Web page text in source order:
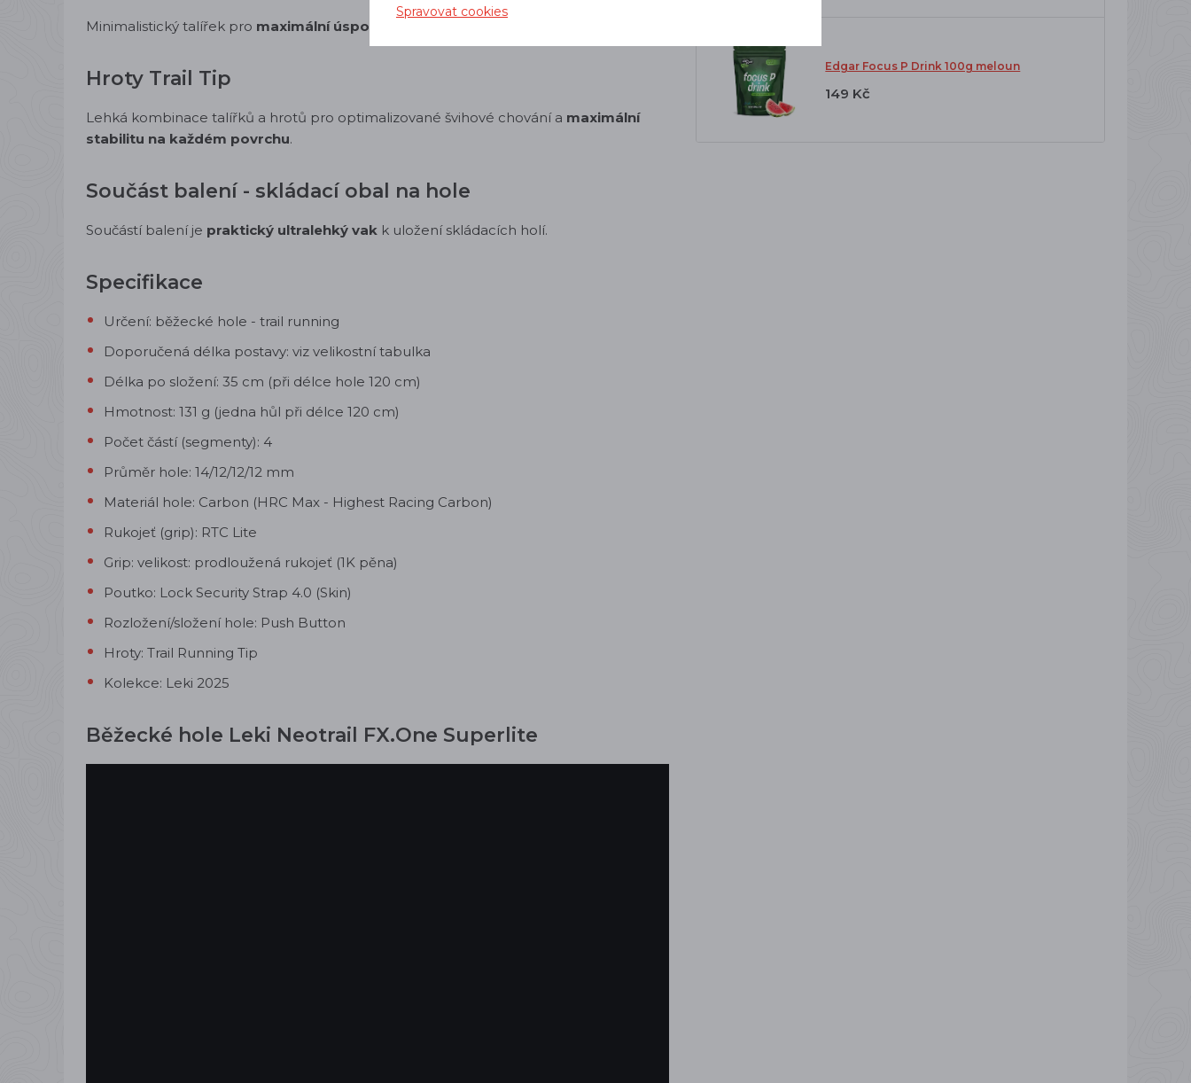
Minimalistický talířek pro maximální úsporu hmotnosti a optimální švihové chování.
Hroty Trail Tip
Lehká kombinace talířků a hrotů pro optimalizované švihové chování a maximální
stabilitu na každém povrchu.
Součást balení - skládací obal na hole
Součástí balení je praktický ultralehký vak k uložení skládacích holí.
Specifikace
Určení: běžecké hole - trail running
Doporučená délka postavy: viz velikostní tabulka
Délka po složení: 35 cm (při délce hole 120 cm)
Hmotnost: 131 g (jedna hůl při délce 120 cm)
Počet částí (segmenty): 4
Průměr hole: 14/12/12/12 mm
Materiál hole: Carbon (HRC Max - Highest Racing Carbon)
Rukojeť (grip): RTC Lite
Grip: velikost: prodloužená rukojeť (1K pěna)
Poutko: Lock Security Strap 4.0 (Skin)
Rozložení/složení hole: Push Button
Hroty: Trail Running Tip
Kolekce: Leki 2025
Běžecké hole Leki Neotrail FX.One Superlite
Edgar Focus P Drink 100g meloun
149 Kč
Spravovat cookies